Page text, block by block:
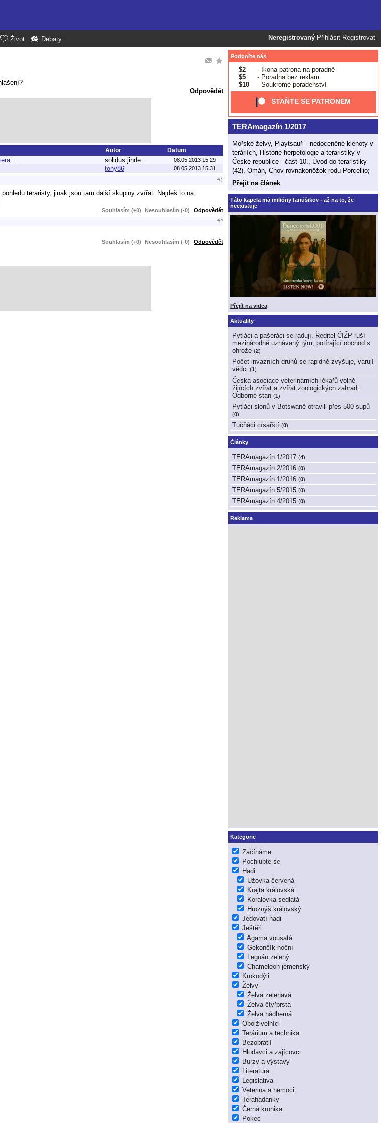
Neregistrovaný Přihlásit Registrovat
Život Debaty
Odpovědět
Autor Datum
solidus jinde ... 08.05.2013 15:29
tony86 08.05.2013 15:31
#1
teraristy, jinak jsou tam další skupiny zvířat. Najdeš to na
Souhlasím (+0) Nesouhlasím (-0) Odpovědět
#2
Souhlasím (+0) Nesouhlasím (-0) Odpovědět
Podpořte nás
$2
- Ikona patrona na poradně
$5
- Poradna bez reklam
$10
- Soukromé poradenství
STAŇTE SE PATRONEM
TERAmagazín 1/2017
Mořské želvy, Playtsauři - nedoceněné klenoty v
teráriích, Historie herpetologie a teraristiky v
České republice - část 10., Úvod do teraristiky
(42), Omán, Chov rovnakonôžok rodu Porcellio;
Přejít na článek
Táto kapela má milióny fanúšikov - až na to, že
neexistuje
Přejít na videa
Aktuality
Pytláci a pašeráci se radují. Ředitel ČIŽP ruší
mezinárodně uznávaný tým, potírající obchod s
ohrože (2)
Počet invazních druhů se rapidně zvyšuje, varují
vědci (1)
Česká asociace veterinárních lékařů volně
žijících zvířat a zvířat zoologických zahrad:
Odborné stan (1)
Pytláci slonů v Botswaně otrávili přes 500 supů
(0)
Tučňáci císařští (0)
Články
TERAmagazín 1/2017 (4)
TERAmagazín 2/2016 (0)
TERAmagazín 1/2016 (0)
TERAmagazín 5/2015 (0)
TERAmagazín 4/2015 (0)
Reklama
Kategorie
Začínáme
Pochlubte se
Hadi
Užovka červená
Krajta královská
Korálovka sedlatá
Hroznýš královský
Jedovatí hadi
Ještěři
Agama vousatá
Gekončík noční
Leguán zelený
Chameleon jemenský
Krokodýli
Želvy
Želva zelenavá
Želva čtyřprstá
Želva nádherná
Obojživelníci
Terárium a technika
Bezobratlí
Hlodavci a zajícovci
Burzy a výstavy
Literatura
Legislativa
Veterina a nemoci
Terahádanky
Černá kronika
Pokec